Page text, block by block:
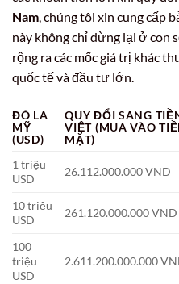
Nam , chúng tôi xin cung cấp
này không chỉ dừng lại ở con
rộng ra các mốc giá trị khác
quốc tế và đầu tư lớn.
ĐÔ LA
MỸ
(USD)
QUY ĐỔI SANG
VIỆT (MUA VÀO
MẶT)
1 triệu
USD
26.112.000.000 VND
10 triệu
USD
261.120.000.000 VND
100
triệu
USD
2.611.200.000.000